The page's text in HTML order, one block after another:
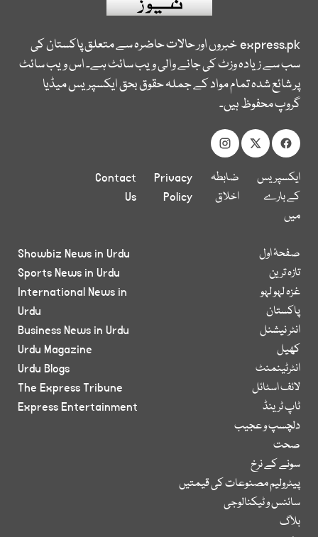
express.pkخبروں اور حالات حاضرہ سے متعلق پاکستان کی
سب سے زیادہ وزٹ کی جانے والی ویب سائٹ ہے۔ اس ویب سائٹ
پر شائع شدہ تمام مواد کے جملہ حقوق بحق ایکسپریس میڈیا
گروپ محفوظ ہیں۔
ایکسپریس
کے بارے
میں
ضابطہ
اخلاق
Privacy
Policy
Contact
Us
صفحۂ اول
تازہ ترین
غزہ لہو لہو
پاکستان
انٹر نیشنل
کھیل
انٹرٹینمنٹ
لائف اسٹائل
ٹاپ ٹرینڈ
دلچسپ و عجیب
صحت
سونے کے نرخ
پیٹرولیم مصنوعات کی قیمتیں
سائنس و ٹیکنالوجی
بلاگ
Showbiz News in Urdu
Sports News in Urdu
International News in
Urdu
Business News in Urdu
Urdu Magazine
Urdu Blogs
The Express Tribune
Express Entertainment